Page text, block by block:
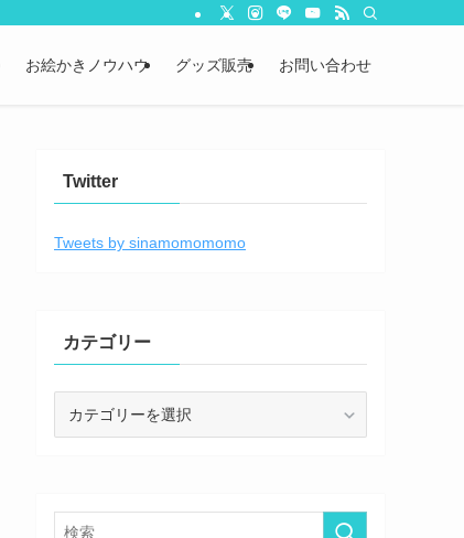
お絵かきノウハウ グッズ販売 お問い合わせ
Twitter
Tweets by sinamomomomo
カテゴリー